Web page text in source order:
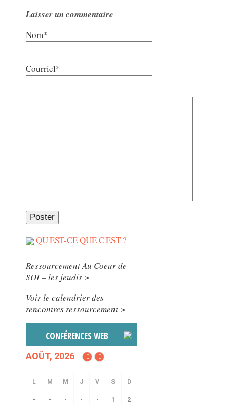
Laisser un commentaire
Nom*
Courriel*
QU'EST-CE QUE C'EST ?
Ressourcement Au Coeur de
SOI – les jeudis >
Voir le calendrier des
rencontres ressourcement >
CONFÉRENCES WEB
AOÛT, 2026
- - - - - 1 2